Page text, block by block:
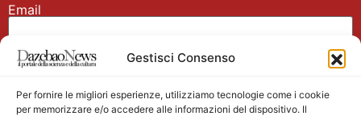
Gestisci Consenso
Per fornire le migliori esperienze, utilizziamo tecnologie come i cookie
per memorizzare e/o accedere alle informazioni del dispositivo. Il
Email
Nome